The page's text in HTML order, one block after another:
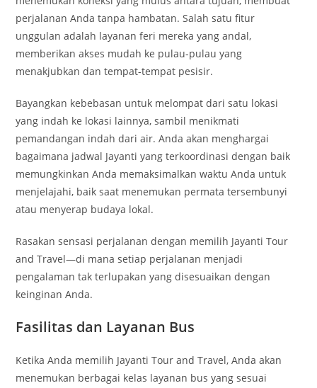
perjalanan Anda tanpa hambatan. Salah satu fitur
unggulan adalah layanan feri mereka yang andal,
memberikan akses mudah ke pulau-pulau yang
menakjubkan dan tempat-tempat pesisir.
Bayangkan kebebasan untuk melompat dari satu lokasi
yang indah ke lokasi lainnya, sambil menikmati
pemandangan indah dari air. Anda akan menghargai
bagaimana jadwal Jayanti yang terkoordinasi dengan baik
memungkinkan Anda memaksimalkan waktu Anda untuk
menjelajahi, baik saat menemukan permata tersembunyi
atau menyerap budaya lokal.
Rasakan sensasi perjalanan dengan memilih Jayanti Tour
and Travel—di mana setiap perjalanan menjadi
pengalaman tak terlupakan yang disesuaikan dengan
keinginan Anda.
Fasilitas dan Layanan Bus
Ketika Anda memilih Jayanti Tour and Travel, Anda akan
menemukan berbagai kelas layanan bus yang sesuai